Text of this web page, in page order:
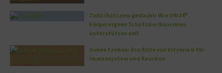
Zellschutz neu gedacht: Wie OM24®
körpereigene Schutzmechanismen
unterstützen soll
Sonne tanken: Die Rolle von Vitamin D für
Immunsystem und Knochen